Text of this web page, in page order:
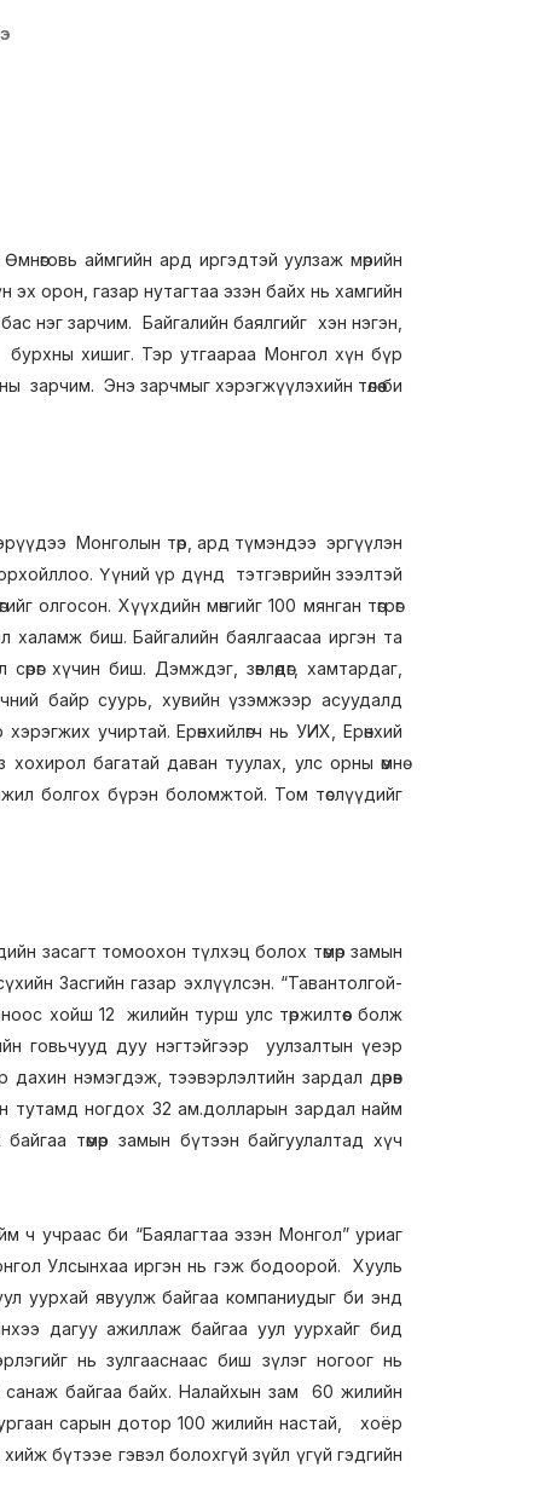
аймгийн ард иргэдтэй уулзаж мөрийн
эх орон, газар нутагтаа эзэн байх нь хамгийн
нэг зарчим. Байгалийн баялгийг хэн нэгэн,
хишиг. Тэр утгаараа Монгол хүн бүр
Энэ зарчмыг хэрэгжүүлэхийн төлөө би
Монголын төр, ард түмэндээ эргүүлэн
Үүний үр дүнд тэтгэврийн зээлтэй
олгосон. Хүүхдийн мөнгийг 100 мянган төгрөг
биш. Байгалийн баялгаасаа иргэн та
хүчин биш. Дэмждэг, зөвлөдөг, хамтардаг,
байр суурь, хувийн үзэмжээр асуудалд
учиртай. Ерөнхийлөгч нь УИХ, Ерөнхий
багатай даван туулах, улс орны өмнө
болгох бүрэн боломжтой. Том төслүүдийг
засагт томоохон түлхэц болох төмөр замын
Засгийн газар эхлүүлсэн. “Тавантолгой-
хойш 12 жилийн турш улс төржилтөөс болж
говьчууд дуу нэгтэйгээр уулзалтын үеэр
нэмэгдэж, тээвэрлэлтийн зардал дөрөв
тутамд ногдох 32 ам.долларын зардал найм
төмөр замын бүтээн байгуулалтад хүч
ч учраас би “Баялагтаа эзэн Монгол” уриаг
Улсынхаа иргэн нь гэж бодоорой. Хууль
уурхай явуулж байгаа компаниудыг би энд
дагуу ажиллаж байгаа уул уурхайг бид
нь зулгааснаас биш зүлэг ногоог нь
санаж байгаа байх. Налайхын зам 60 жилийн
сарын дотор 100 жилийн настай, хоёр
бүтээе гэвэл болохгүй зүйл үгүй гэдгийн